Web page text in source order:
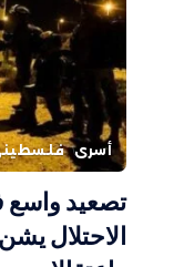
أسرى
تصعيد
الاحتلال